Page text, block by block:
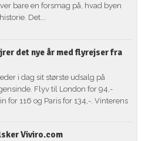
bare en forsmag på, hvad byen
Det...
det nye år med flyrejser fra
i dag sit største udsalg på
Flyv til London for 94,-
for 116 og Paris for 134,-. Vinterens
Viviro.com